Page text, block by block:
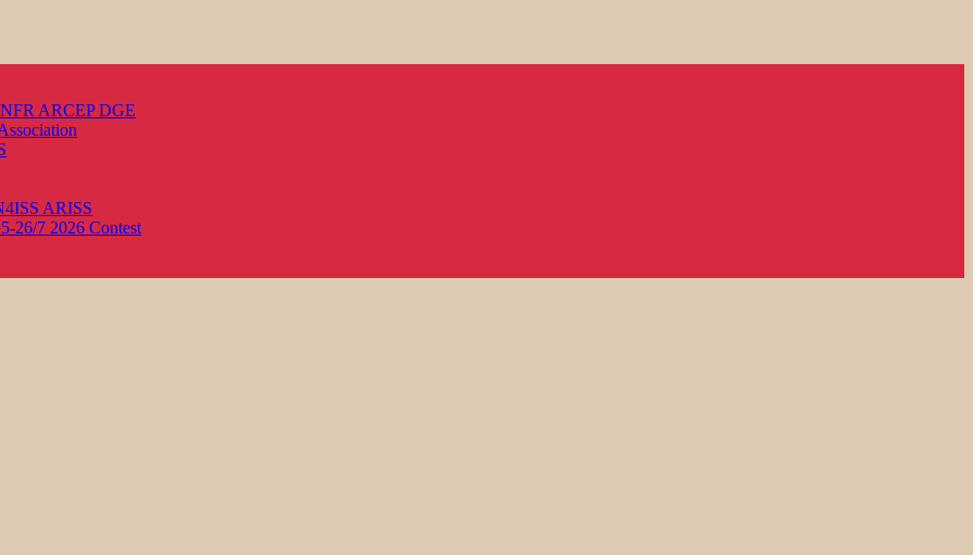
ARCEP DGE
ARISS
26/7 2026 Contest